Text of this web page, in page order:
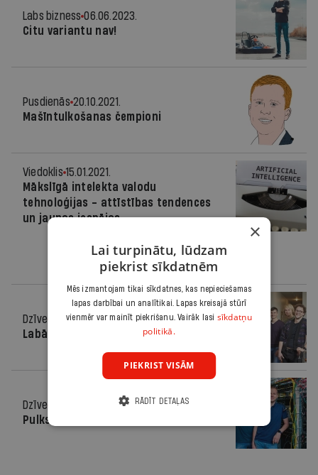
Labs bizness 06.06.2023.
Citu variantu nav!
Pusdienās 20.10.2021.
Mašīntulkošanas čempioni
Viedoklis 15.01.2021.
Mākslīgā intelekta valodu
tehnoloģijas - attīstības tendences
un jaunas iespējas
Dzīve
23.10.2019.
Labāki par Google un Microsoft
Dzīve
Pulksteni atpakaļ negriezīsim
×
Lai turpinātu, lūdzam
piekrist sīkdatnēm
Mēs izmantojam tikai sīkdatnes, kas nepieciešamas
lapas darbībai un analītikai. Lapas kreisajā stūrī
vienmēr var mainīt piekrišanu. Vairāk lasi sīkdatņu
politikā.
PIEKRIST VISĀM
RĀDĪT DETAĻAS